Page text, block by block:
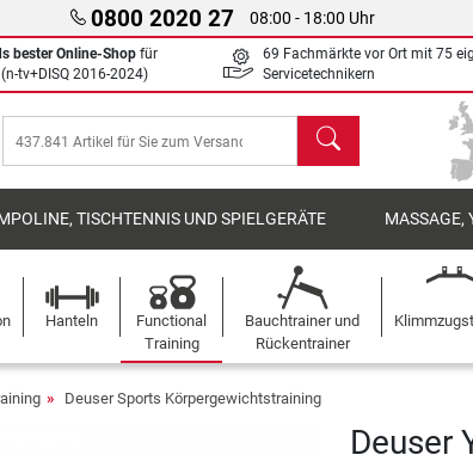
0800 2020 27 08:00 - 18:00 Uhr
bester Online-Shop für
tv+DISQ 2016-2024)
69 Fachmärkte vor Ort mit 75
Servicetechnikern
Suchen
TISCHTENNIS UND SPIELGERÄTE MASSAGE,
Hanteln
Functional
Training
Bauchtrainer und
Rückentrainer
Deuser Sports Körpergewichtstraining
Deuser